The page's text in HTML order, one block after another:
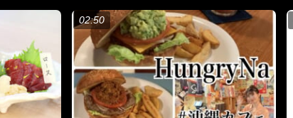
02:50